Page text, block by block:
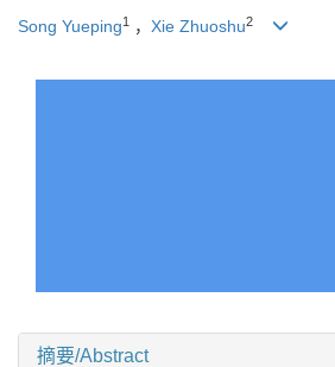
Song Yueping1 ， Xie Zhuoshu2
摘要/Abstract